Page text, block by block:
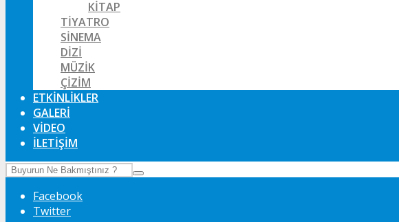
KITAP
TIYATRO
SINEMA
DIZI
MÜZIK
ÇIZIM
ETKINLIKLER
GALERI
VIDEO
İLETIŞIM
Facebook
Twitter